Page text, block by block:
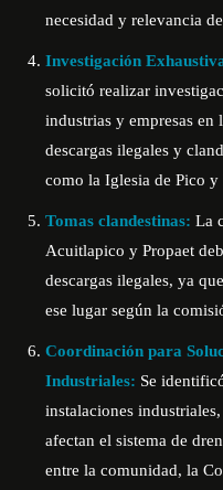
necesidad y relevancia
Investigación
solicitó realizar
industrias y empresas en
descargas ilegales y
como la Iglesia de Pico y
Tomas clandestinas: La
Acuitlapico y Propaet
descargas ilegales, ya
ese lugar según la
Coordinación para
Industriales: Se
instalaciones
afectan el sistema de
entre la comunidad, la